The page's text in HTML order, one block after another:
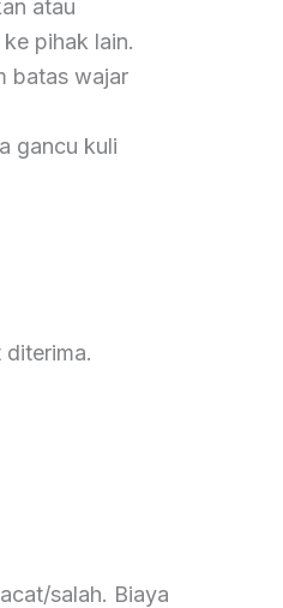
atau
pihak lain.
batas wajar
gancu kuli
salah. Biaya